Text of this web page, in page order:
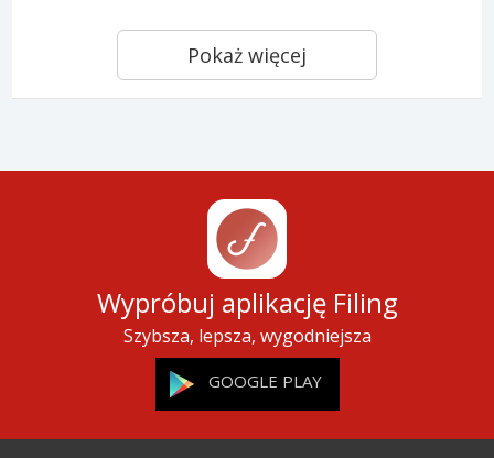
Pokaż więcej
Wypróbuj aplikację Filing
Szybsza, lepsza, wygodniejsza
GOOGLE PLAY